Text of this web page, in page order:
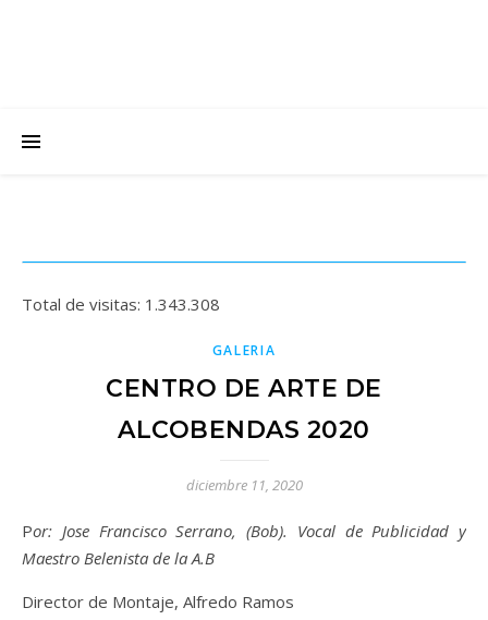
Total de visitas: 1.343.308
GALERIA
CENTRO DE ARTE DE
ALCOBENDAS 2020
diciembre 11, 2020
Por: Jose Francisco Serrano, (Bob). Vocal de Publicidad y
Maestro Belenista de la A.B
Director de Montaje, Alfredo Ramos